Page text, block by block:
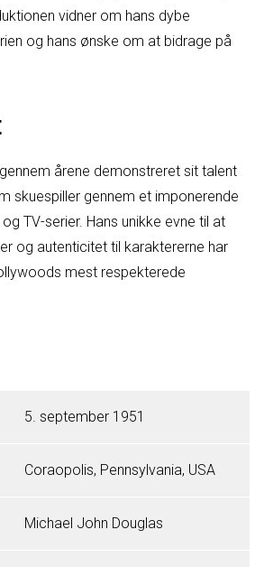
vidner om hans dybe
og hans ønske om at bidrage på
årene demonstreret sit talent
skuespiller gennem et imponerende
TV-serier. Hans unikke evne til at
og autenticitet til karaktererne har
mest respekterede
5. september 1951
Coraopolis, Pennsylvania, USA
Michael John Douglas